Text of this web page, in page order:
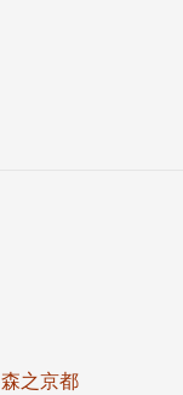
森之京都